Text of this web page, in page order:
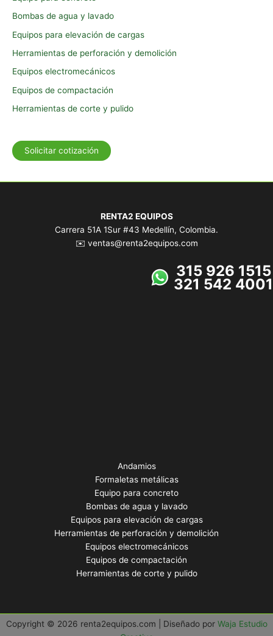
Bombas de agua y lavado
Equipos para elevación de cargas
Herramientas de perforación y demolición
Equipos electromecánicos
Equipos de compactación
Herramientas de corte y pulido
Solicitar cotización
RENTA2 EQUIPOS
Carrera 51A 1Sur #43 Medellín, Colombia.
✉️ ventas@renta2equipos.com
315 926 1515
321 542 4001
Andamios
Formaletas metálicas
Equipo para concreto
Bombas de agua y lavado
Equipos para elevación de cargas
Herramientas de perforación y demolición
Equipos electromecánicos
Equipos de compactación
Herramientas de corte y pulido
Copyright © 2026 renta2equipos.com | Diseñado por Waja Estudio